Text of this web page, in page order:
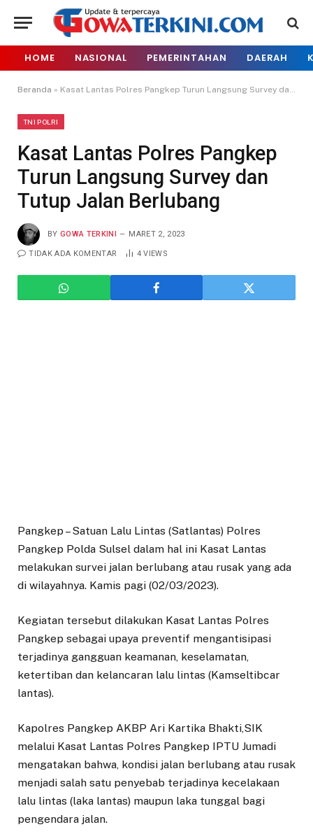
HOME NASIONAL PEMERINTAHAN DAERAH
Beranda » Kasat Lantas Polres Pangkep Turun Langsung Survey dan Tutup Jalan Berlubang
TNI POLRI
Kasat Lantas Polres Pangkep
Turun Langsung Survey dan
Tutup Jalan Berlubang
BY GOWA TERKINI MARET 2, 2023
TIDAK ADA KOMENTAR 4VIEWS
Pangkep – Satuan Lalu Lintas (Satlantas) Polres
Pangkep Polda Sulsel dalam hal ini Kasat Lantas
melakukan survei jalan berlubang atau rusak yang ada
di wilayahnya. Kamis pagi (02/03/2023).
Kegiatan tersebut dilakukan Kasat Lantas Polres
Pangkep sebagai upaya preventif mengantisipasi
terjadinya gangguan keamanan, keselamatan,
ketertiban dan kelancaran lalu lintas (Kamseltibcar
lantas).
Kapolres Pangkep AKBP Ari Kartika Bhakti,SIK
melalui Kasat Lantas Polres Pangkep IPTU Jumadi
mengatakan bahwa, kondisi jalan berlubang atau rusak
menjadi salah satu penyebab terjadinya kecelakaan
lalu lintas (laka lantas) maupun laka tunggal bagi
pengendara jalan.